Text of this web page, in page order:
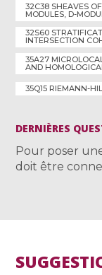
32C38 SHEAVES
MODULES, D-
32S60
INTERSECTION
35A27
AND
35Q15 RIEMANN-
DERNIÈRES
Pour poser
doit être